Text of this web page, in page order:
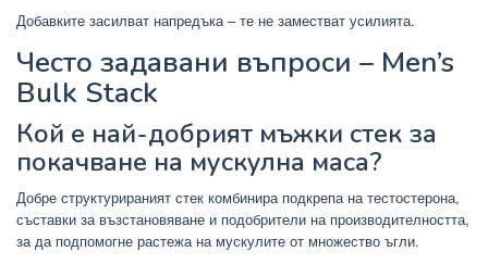
Добавките засилват напредъка – те не заместват усилията.
Често задавани въпроси – Men’s
Bulk Stack
Кой е най-добрият мъжки стек за
покачване на мускулна маса?
Добре структурираният стек комбинира подкрепа на тестостерона,
съставки за възстановяване и подобрители на производителността,
за да подпомогне растежа на мускулите от множество ъгли.